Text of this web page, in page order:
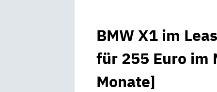
BMW X1 im
für 255 Euro im
Monate]